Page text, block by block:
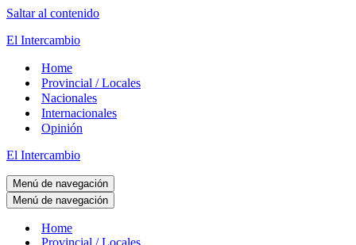
Saltar al contenido
El Intercambio
Home
Provincial / Locales
Nacionales
Internacionales
Opinión
El Intercambio
Menú de navegación
Menú de navegación
Home
Provincial / Locales